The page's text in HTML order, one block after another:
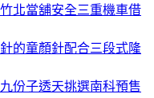
北當舖安全三重機車借
的童顏針配合三段式隆
份子透天挑選南科預售